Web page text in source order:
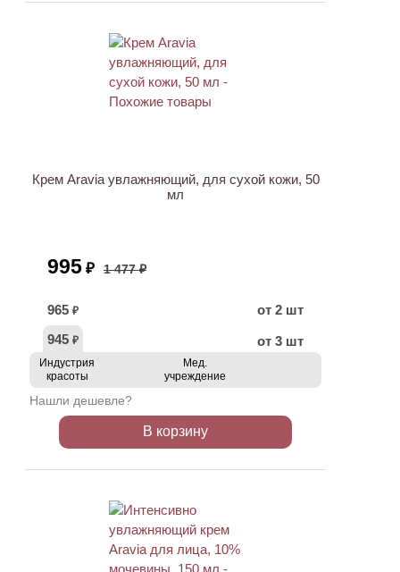
Крем Aravia увлажняющий, для сухой кожи, 50
мл
995 ₽ 1 477 ₽
965 ₽
от 2 шт
945 ₽ от 3 шт
Индустрия
красоты
Мед.
учреждение
Нашли дешевле?
В корзину